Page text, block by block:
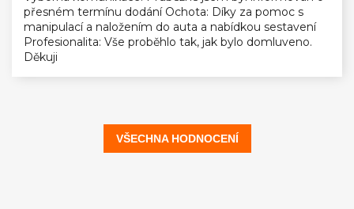
přesném termínu dodání Ochota: Díky za pomoc s
manipulací a naložením do auta a nabídkou sestavení
Profesionalita: Vše proběhlo tak, jak bylo domluveno.
Děkuji
VŠECHNA HODNOCENÍ